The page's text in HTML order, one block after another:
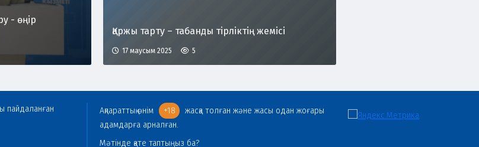
- өңір
Қаржы тарту – табанды тірліктің жемісі
17 маусым 2025 5
пайдаланған
Ақпараттық өнім +18
жасқа толған және жасы одан жоғары
адамдарға арналған.
Мәтінде қате таптыңыз ба?